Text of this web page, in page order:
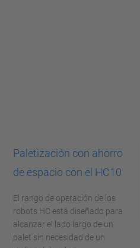
Paletización con ahorro
de espacio con el HC10
El rango de operación de los
robots HC está diseñado para
alcanzar el lado largo de un
palet sin necesidad de un